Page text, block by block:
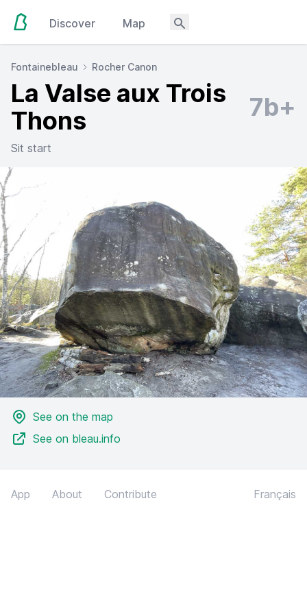
Discover Map
Fontainebleau Rocher Canon
La Valse aux Trois
Thons
7b+
Sit start
See on the map
See on bleau.info
App About Contribute Français